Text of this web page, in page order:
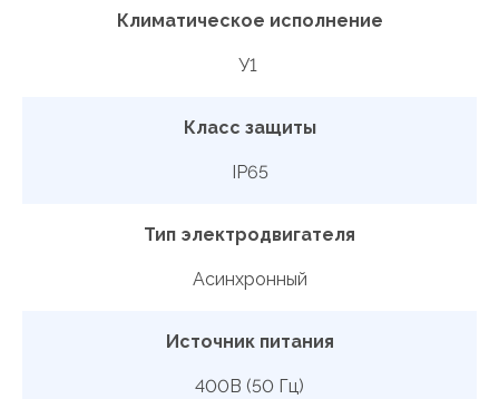
Климатическое исполнение
У1
Класс защиты
IP65
Тип электродвигателя
Асинхронный
Источник питания
400В (50 Гц)